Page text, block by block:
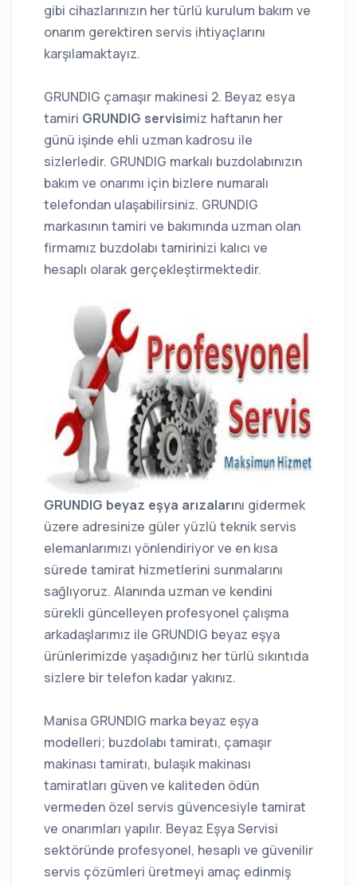
gibi cihazlarınızın her türlü kurulum bakım ve
onarım gerektiren servis ihtiyaçlarını
karşılamaktayız.
GRUNDIG çamaşır makinesi 2. Beyaz esya
tamiri GRUNDIG servisimiz haftanın her
günü işinde ehli uzman kadrosu ile
sizlerledir. GRUNDIG markalı buzdolabınızın
bakım ve onarımı için bizlere numaralı
telefondan ulaşabilirsiniz. GRUNDIG
markasının tamiri ve bakımında uzman olan
firmamız buzdolabı tamirinizi kalıcı ve
hesaplı olarak gerçekleştirmektedir.
GRUNDIG beyaz eşya arızalarını gidermek
üzere adresinize güler yüzlü teknik servis
elemanlarımızı yönlendiriyor ve en kısa
sürede tamirat hizmetlerini sunmalarını
sağlıyoruz. Alanında uzman ve kendini
sürekli güncelleyen profesyonel çalışma
arkadaşlarımız ile GRUNDIG beyaz eşya
ürünlerimizde yaşadığınız her türlü sıkıntıda
sizlere bir telefon kadar yakınız.
Manisa GRUNDIG marka beyaz eşya
modelleri; buzdolabı tamiratı, çamaşır
makinası tamiratı, bulaşık makinası
tamiratları güven ve kaliteden ödün
vermeden özel servis güvencesiyle tamirat
ve onarımları yapılır. Beyaz Eşya Servisi
sektöründe profesyonel, hesaplı ve güvenilir
servis çözümleri üretmeyi amaç edinmiş